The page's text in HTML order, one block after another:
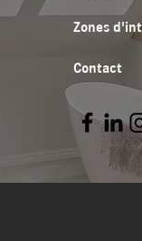
Zones
Contact